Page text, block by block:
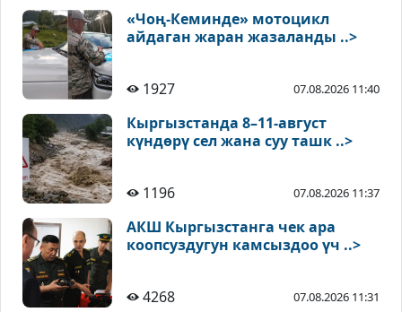
«Чоң-Кеминде» мотоцикл
айдаган жаран жазаланды ..>
1927 07.08.2026 11:40
Кыргызстанда 8–11-август
күндөрү сел жана суу ташк ..>
1196 07.08.2026 11:37
АКШ Кыргызстанга чек ара
коопсуздугун камсыздоо үч ..>
4268 07.08.2026 11:31